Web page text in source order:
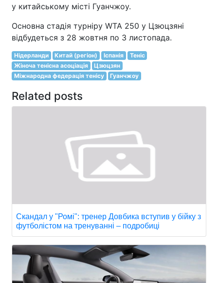
у китайському місті Гуанчжоу.
Основна стадія турніру WTA 250 у Цзюцзяні
відбудеться з 28 жовтня по 3 листопада.
Нідерланди Китай (регіон) Іспанія
Теніс
Жіноча тенісна асоціація
Цзюцзян
Міжнародна федерація тенісу
Гуанчжоу
Related posts
Скандал у "Ромі": тренер Довбика вступив у бійку з
футболістом на тренуванні – подробиці